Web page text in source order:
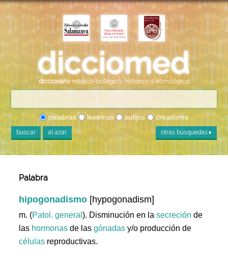
diccionario médico-biológico, histórico y etimológico
palabras lexemas sufijos creadores
buscar al azar otras búsquedas
Palabra
hipogonadismo [hypogonadism]
m. (Patol. general). Disminución en lasecreción de
las hormonas de lasgónadas y/o producción de
células reproductivas.